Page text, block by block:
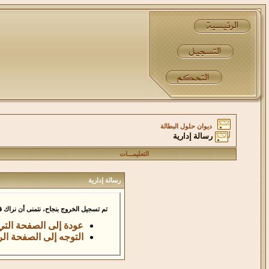
ديوان حلول البطالة
رسالة إدارية
التعليمـــات
رسالة إدارية
تم تسجيل الخروج بنجاح، نتمنى أن نراك
عودة إلى الصفحة
التوجه إلى الصفحة